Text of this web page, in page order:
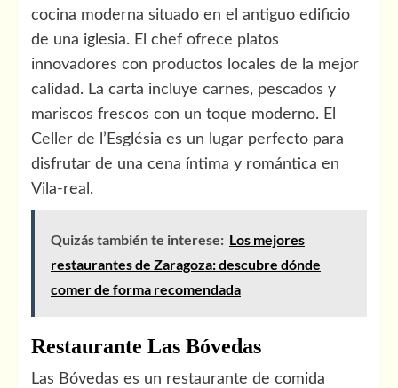
cocina moderna situado en el antiguo edificio
de una iglesia. El chef ofrece platos
innovadores con productos locales de la mejor
calidad. La carta incluye carnes, pescados y
mariscos frescos con un toque moderno. El
Celler de l’Església es un lugar perfecto para
disfrutar de una cena íntima y romántica en
Vila-real.
Quizás también te interese: Los mejores
restaurantes de Zaragoza: descubre dónde
comer de forma recomendada
Restaurante Las Bóvedas
Las Bóvedas es un restaurante de comida